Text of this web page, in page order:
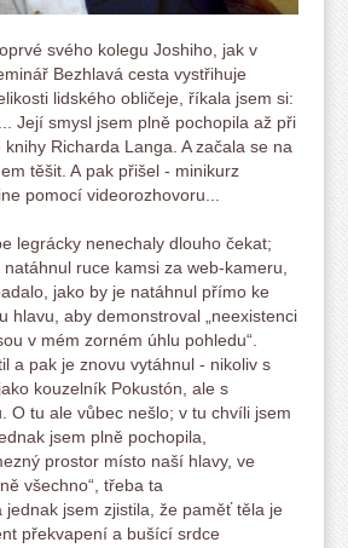
svého kolegu Joshiho, jak v
Bezhlavá cesta vystřihuje
lidského obličeje, říkala jsem si:
Její smysl jsem plně pochopila až při
Richarda Langa. A začala se na
těšit. A pak přišel - minikurz
pomocí videorozhovoru...
legrácky nenechaly dlouho čekat;
ruce kamsi za web-kameru,
jako by je natáhnul přímo ke
hlavu, aby demonstroval „neexistenci
v mém zorném úhlu pohledu“.
a pak je znovu vytáhnul - nikoliv s
kouzelník Pokustón, ale s
O tu ale vůbec nešlo; v tu chvíli jsem
jsem plně pochopila,
prostor místo naší hlavy, ve
všechno“, třeba ta
jednak jsem zjistila, že paměť těla je
překvapení a bušící srdce